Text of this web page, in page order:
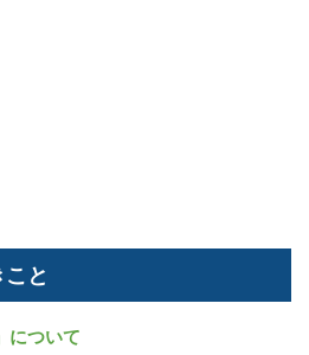
と
について